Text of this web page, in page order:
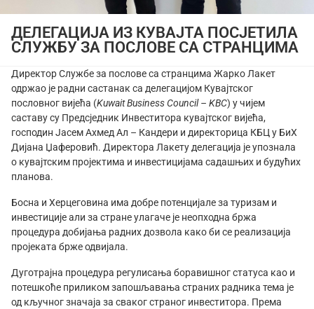
ДЕЛЕГАЦИЈА ИЗ КУВАЈТА ПОСЈЕТИЛА
СЛУЖБУ ЗА ПОСЛОВЕ СА СТРАНЦИМА
Директор Службе за послове са странцима Жарко Лакет
одржао je радни састанак са делегацијом Кувајтског
пословног вијећа (Kuwait Business Council – KBC) у чијем
саставу су Предсједник Инвеститора кувајтског вијећа,
господин Јасем Ахмед Ал – Кандери и директорица КБЦ у БиХ
Дијана Џаферовић. Директора Лакету делегација је упознала
о кувајтским пројектима и инвестицијама садашњих и будућих
планова.
Босна и Херцеговина има добре потенцијале за туризам и
инвестиције али за стране улагаче је неопходна бржа
процедура добијања радних дозвола како би се реализација
пројеката брже одвијала.
Дуготрајна процедура регулисања боравишног статуса као и
потешкоће приликом запошљавања страних радника тема је
од кључног значаја за сваког страног инвеститора. Према